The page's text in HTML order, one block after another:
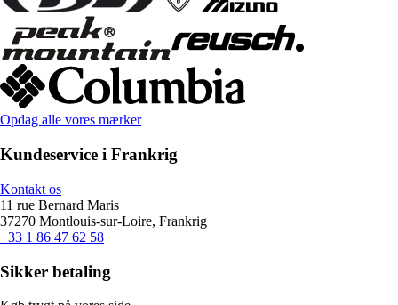
Opdag alle vores mærker
Kundeservice i Frankrig
Kontakt os
11 rue Bernard Maris
37270 Montlouis-sur-Loire, Frankrig
+33 1 86 47 62 58
Sikker betaling